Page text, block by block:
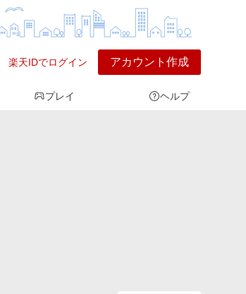
楽天IDでログイン アカウント作成
プレイ ヘルプ